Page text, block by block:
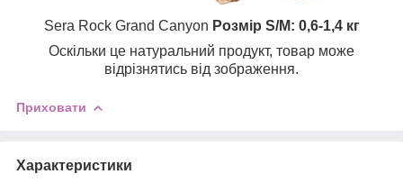
Sera Rock Grand Canyon Розмір S/M: 0,6-1,4 кг
Оскільки це натуральний продукт, товар може
відрізнятись від зображення.
Приховати
Характеристики